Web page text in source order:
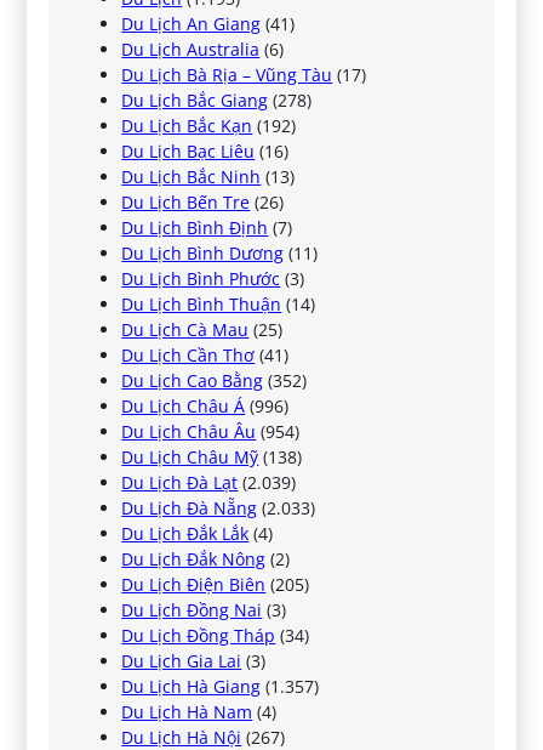
Du Lịch An Giang (41)
Du Lịch Australia (6)
Du Lịch Bà Rịa – Vũng Tàu (17)
Du Lịch Bắc Giang (278)
Du Lịch Bắc Kạn (192)
Du Lịch Bạc Liêu (16)
Du Lịch Bắc Ninh (13)
Du Lịch Bến Tre (26)
Du Lịch Bình Định (7)
Du Lịch Bình Dương (11)
Du Lịch Bình Phước (3)
Du Lịch Bình Thuận (14)
Du Lịch Cà Mau (25)
Du Lịch Cần Thơ (41)
Du Lịch Cao Bằng (352)
Du Lịch Châu Á (996)
Du Lịch Châu Âu (954)
Du Lịch Châu Mỹ (138)
Du Lịch Đà Lạt (2.039)
Du Lịch Đà Nẵng (2.033)
Du Lịch Đắk Lắk (4)
Du Lịch Đắk Nông (2)
Du Lịch Điện Biên (205)
Du Lịch Đồng Nai (3)
Du Lịch Đồng Tháp (34)
Du Lịch Gia Lai (3)
Du Lịch Hà Giang (1.357)
Du Lịch Hà Nam (4)
Du Lịch Hà Nội (267)